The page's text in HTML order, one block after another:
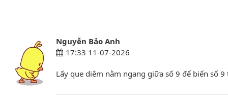
Nguyễn Bảo Anh
17:33 11-07-2026
Lấy que diêm nằm ngang giữa số 9 để biến số 9